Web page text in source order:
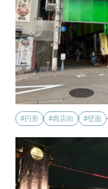
#円形 #商店街 #壁面